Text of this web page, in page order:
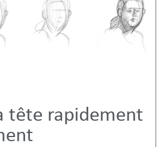
tête rapidement